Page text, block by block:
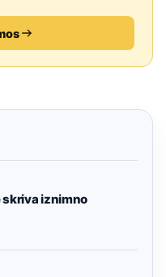
skriva iznimno